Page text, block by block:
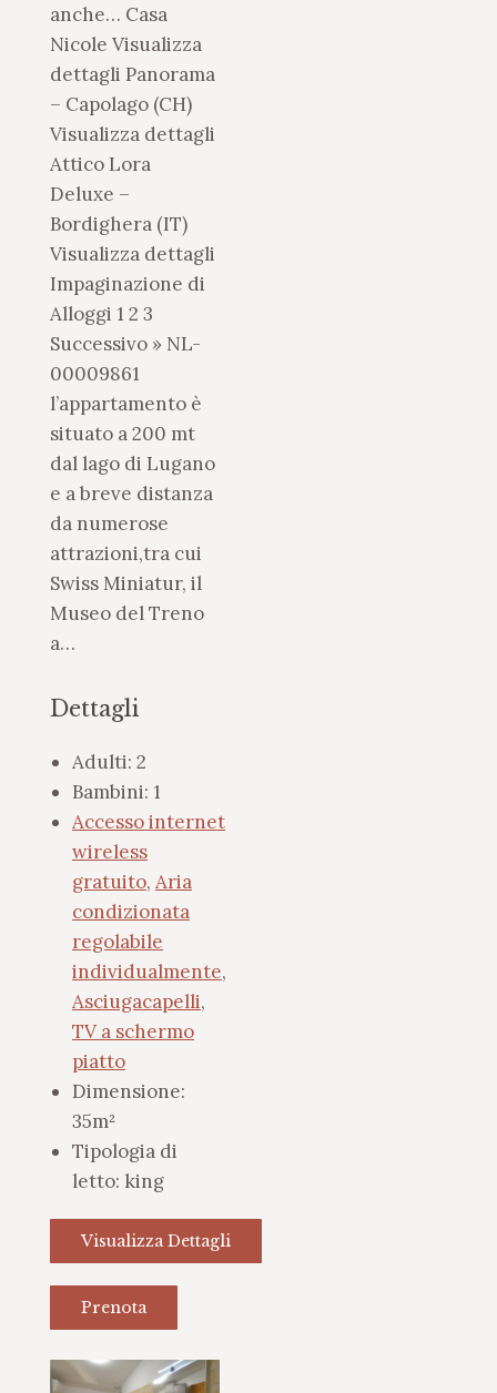
anche… Casa
Nicole Visualizza
dettagli Panorama
– Capolago (CH)
Visualizza dettagli
Attico Lora
Deluxe –
Bordighera (IT)
Visualizza dettagli
Impaginazione di
Alloggi 1 2 3
Successivo » NL-
00009861
l’appartamento è
situato a 200 mt
dal lago di Lugano
e a breve distanza
da numerose
attrazioni,tra cui
Swiss Miniatur, il
Museo del Treno
a…
Dettagli
Adulti: 2
Bambini: 1
Accesso internet
wireless
gratuito, Aria
condizionata
regolabile
individualmente,
Asciugacapelli,
TV a schermo
piatto
Dimensione:
35m²
Tipologia di
letto: king
Visualizza Dettagli
Prenota